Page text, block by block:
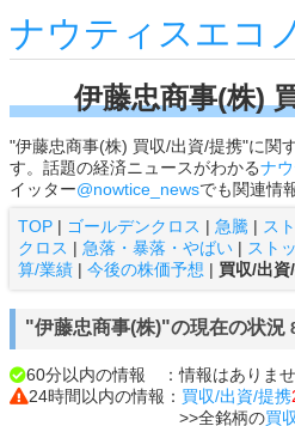
ナウティスエコ
伊藤忠商事(株)
"伊藤忠商事(株) 買収/出資/提携"に関
す。話題の経済ニュースがわかるナ
イッター@nowtice_newsでも関連情
TOP | ゴールデンクロス | 急騰 | ス
クロス | 急落・暴落・やばい | スト
算/業績 | 今後の株価予想 | 買収/出資
"伊藤忠商事(株)"の現在の状況
60分以内の情報 ：情報はありま
24時間以内の情報： 買収/出資/提携
>>全銘柄の買